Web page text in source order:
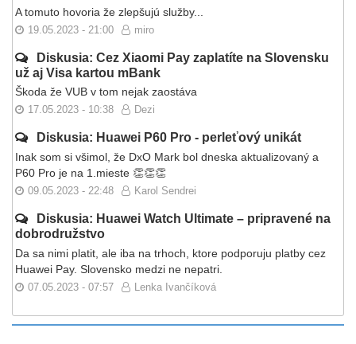
A tomuto hovoria že zlepšujú služby...
19.05.2023 - 21:00 miro
Diskusia: Cez Xiaomi Pay zaplatíte na Slovensku
už aj Visa kartou mBank
Škoda že VUB v tom nejak zaostáva
17.05.2023 - 10:38 Dezi
Diskusia: Huawei P60 Pro - perleťový unikát
Inak som si všimol, že DxO Mark bol dneska aktualizovaný a
P60 Pro je na 1.mieste 👏👏👏
09.05.2023 - 22:48 Karol Sendrei
Diskusia: Huawei Watch Ultimate – pripravené na
dobrodružstvo
Da sa nimi platit, ale iba na trhoch, ktore podporuju platby cez
Huawei Pay. Slovensko medzi ne nepatri.
07.05.2023 - 07:57 Lenka Ivančíková